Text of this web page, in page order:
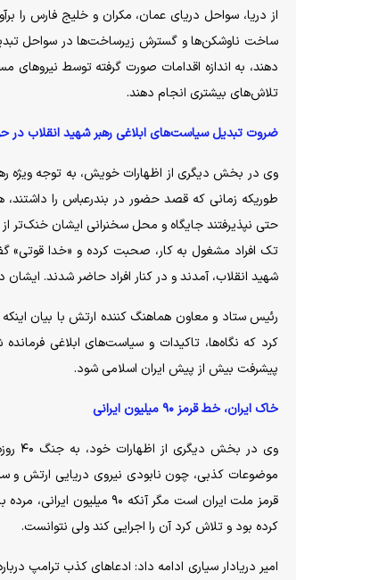
ساخت ناوشکن‌ها و گسترش زیرساخت‌ها در سواحل
دهند، به اندازه اقدامات صورت گرفته توسط نیرو‌های
تلاش‌های بیشتری انجام دهند.
ضروت تبدیل سیاست‌های ابلاغی رهبر شهید انقلاب در
وی در بخش دیگری از اظهارات خویش، به توجه ویژه
طوریکه زمانی که قصد حضور در بندرعباس را داشتند،
حتی نپذیرفتند جایگاه و محل سخنرانی ایشان خنک‌تر
تک افراد مشغول به کار، صحبت کرده و «خدا قوتی»
شهید انقلاب، آمدند و در کنار افراد حاضر شدند.
رئیس ستاد و معاون هماهنگ کننده ارتش با بیان اینکه
کرد که نگاه‌ها، تاکیدات و سیاست‌های ابلاغی
پیشرفت بیش از پیش ایران اسلامی شود.
خاک ایران، خط قرمز ۹۰ میلیون ایرانی
وی
موضوعات کذبی، چون نابودی نیروی دریایی ارتش و
قرمز ملت ایران است مگر
کرده بود و تلاش کرد آن را اجرایی کند ولی نتوانست.
امیر دریادار سیاری ادامه داد: ادعا‌های کذب ترامپ